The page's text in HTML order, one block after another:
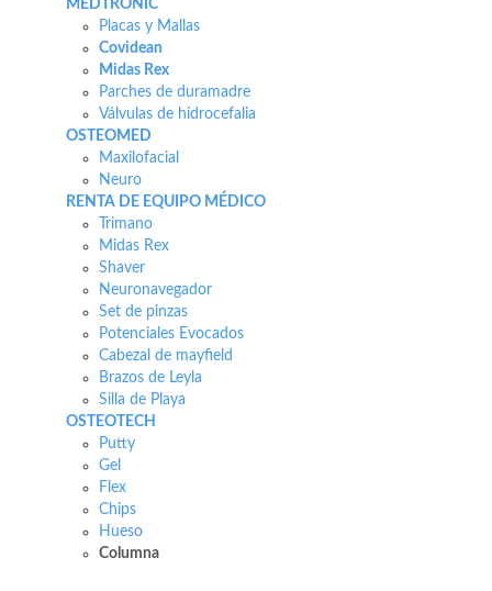
MEDTRONIC
Placas y Mallas
Covidean
Midas Rex
Parches de duramadre
Válvulas de hidrocefalia
OSTEOMED
Maxilofacial
Neuro
RENTA DE EQUIPO MÉDICO
Trimano
Midas Rex
Shaver
Neuronavegador
Set de pinzas
Potenciales Evocados
Cabezal de mayfield
Brazos de Leyla
Silla de Playa
OSTEOTECH
Putty
Gel
Flex
Chips
Hueso
Columna